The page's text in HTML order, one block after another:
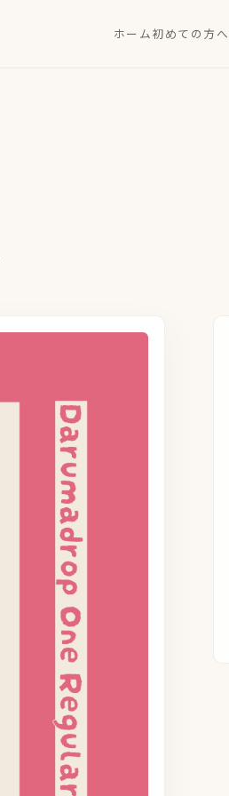
ホーム初めての方へ